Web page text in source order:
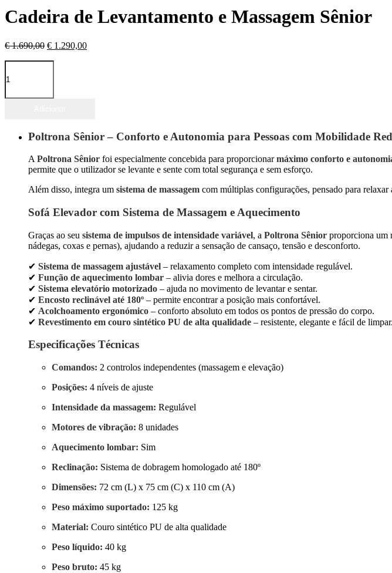
Cadeira de Levantamento e Massagem Sênior
€1.690,00 O
€ 1.290,00O
Quantidade
de
de
Sênior Poltrona Sênior – Conforto e Autonomia para Pessoas com Mobilidade
A Poltrona Sênior foi especialmente concebida para proporcionarmáximo conforto e
permite que o utilizador se levante e sente com total segurança e sem esforço.
Além disso, integra um sistema de massagem com múltiplas configurações, pensado para
Sofá Elevador com Sistema de Massagem e Aquecimento
Graças ao seu sistema de impulsos de intensidade variável, a Poltrona Sênior proporciona um
nádegas, coxas e pernas), ajudando a reduzir a sensação de cansaço, tensão e desconforto.
✔ Sistema de massagem ajustável – relaxamento completo com intensidade regulável.
✔ Função de aquecimento lombar – alivia dores e melhora a circulação.
✔ Sistema elevatório motorizado – ajuda no movimento de levantar e sentar.
✔ Encosto reclinável até 180º – permite encontrar a posição mais confortável.
✔ Acolchoamento ergonómico – conforto absoluto em todos os pontos de pressão do corpo.
✔ Revestimento em couro sintético PU de alta qualidade – resistente, elegante e fácil de limpar.
Especificações Técnicas
Comandos: 2 controlos independentes (massagem e elevação)
Posições: 4 níveis de ajuste
Intensidade da massagem: Regulável
Motores de vibração: 8 unidades
Aquecimento lombar: Sim
Reclinação: Sistema de dobragem homologado até 180º
Dimensões: 72 cm (L) x 75 cm (C) x 110 cm (A)
Peso máximo suportado: 125 kg
Material: Couro sintético PU de alta qualidade
Peso líquido: 40 kg
Peso bruto: 45 kg